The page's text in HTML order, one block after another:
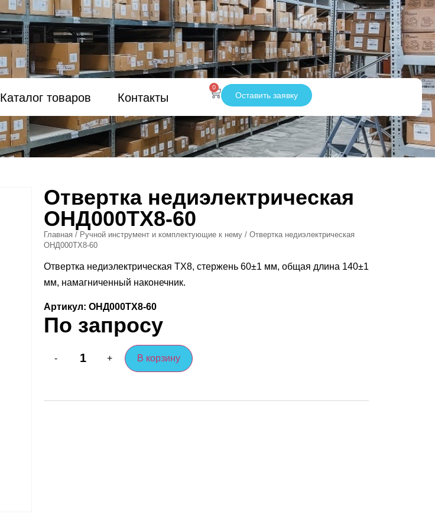
Каталог товаров Контакты
0
Оставить заявку
Отвертка недиэлектрическая
ОНД000TX8-60
Главная / Ручной инструмент и комплектующие к нему / Отвертка недиэлектрическая
ОНД000TX8-60
Отвертка недиэлектрическая TX8, стержень 60±1 мм, общая длина 140±1
мм, намагниченный наконечник.
Артикул: ОНД000TX8-60
По запросу
- + В корзину